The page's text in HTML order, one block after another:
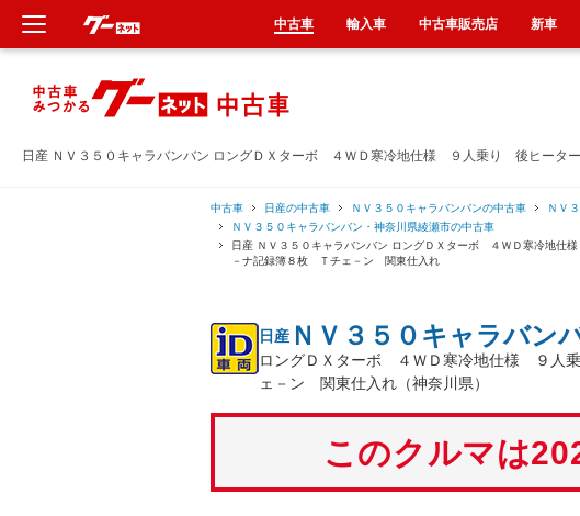
日産 ＮＶ３５０キャラバンバン ロングＤＸターボ ４ＷＤ寒冷地仕様 ９人乗り 後ヒータ
中古車 日産の中古車 ＮＶ３５０キャラバンバンの中古車
ＮＶ
ＮＶ３５０キャラバンバン・神奈川県綾瀬市の中古車
日産 ＮＶ３５０キャラバンバン ロングＤＸターボ ４ＷＤ寒冷
－ナ記録簿８枚 Ｔチェ－ン 関東仕入れ
日産 ＮＶ３５０キャラバン
ロングＤＸターボ ４ＷＤ寒冷地仕様 ９
ェ－ン 関東仕入れ（神奈川県）
このクルマは
中古車 輸入車 中古車販売店 新車
新車
中古車